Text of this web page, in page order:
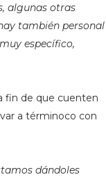
algunas otras
también personal
específico,
fin de que cuenten
a términoco con
dándoles